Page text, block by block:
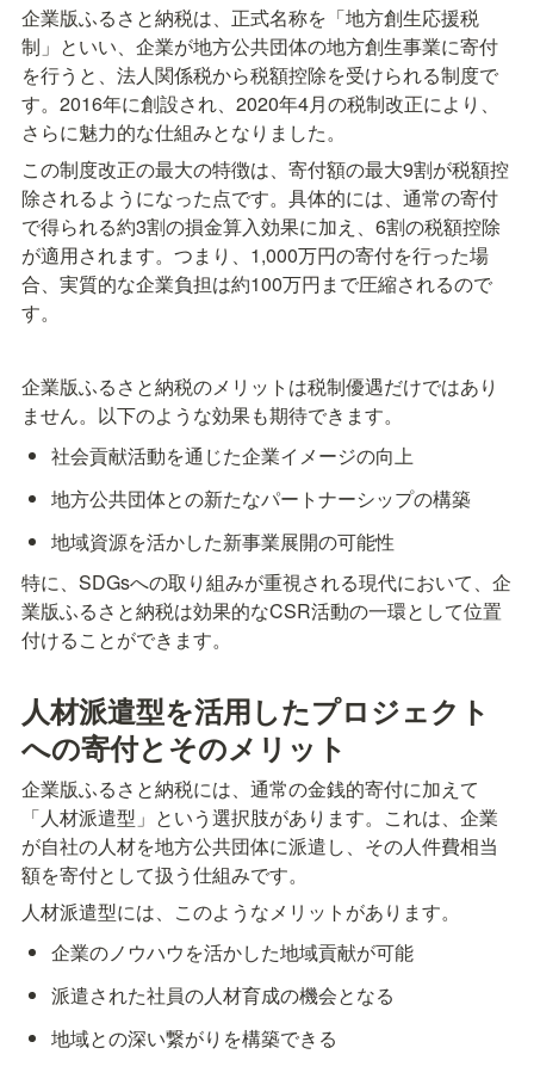
企業版ふるさと納税は、正式名称を「地方創生応援税
制」といい、企業が地方公共団体の地方創生事業に寄付
を行うと、法人関係税から税額控除を受けられる制度で
す。2016年に創設され、2020年4月の税制改正により、
さらに魅力的な仕組みとなりました。
この制度改正の最大の特徴は、寄付額の最大9割が税額控
除されるようになった点です。具体的には、通常の寄付
で得られる約3割の損金算入効果に加え、6割の税額控除
が適用されます。つまり、1,000万円の寄付を行った場
合、実質的な企業負担は約100万円まで圧縮されるので
す。
企業版ふるさと納税のメリットは税制優遇だけではあり
ません。以下のような効果も期待できます。
社会貢献活動を通じた企業イメージの向上
地方公共団体との新たなパートナーシップの構築
地域資源を活かした新事業展開の可能性
特に、SDGsへの取り組みが重視される現代において、企
業版ふるさと納税は効果的なCSR活動の一環として位置
付けることができます。
人材派遣型を活用したプロジェクト
への寄付とそのメリット
企業版ふるさと納税には、通常の金銭的寄付に加えて
「人材派遣型」という選択肢があります。これは、企業
が自社の人材を地方公共団体に派遣し、その人件費相当
額を寄付として扱う仕組みです。
人材派遣型には、このようなメリットがあります。
企業のノウハウを活かした地域貢献が可能
派遣された社員の人材育成の機会となる
地域との深い繋がりを構築できる